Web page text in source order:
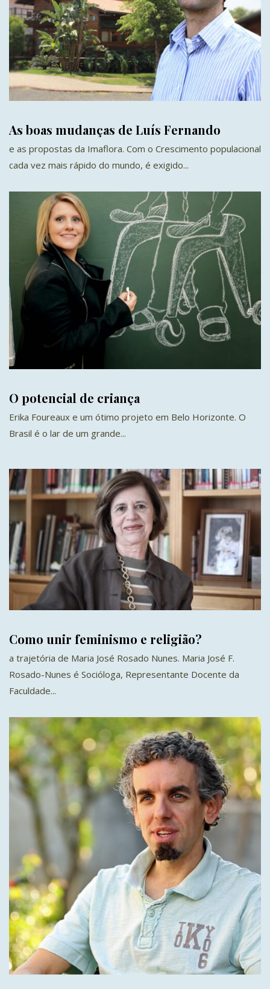
As boas mudanças de Luís Fernando
e as propostas da Imaflora. Com o Crescimento populacional
cada vez mais rápido do mundo, é exigido...
O potencial de criança
Erika Foureaux e um ótimo projeto em Belo Horizonte. O
Brasil é o lar de um grande...
Como unir feminismo e religião?
a trajetória de Maria José Rosado Nunes. Maria José F.
Rosado-Nunes é Socióloga, Representante Docente da
Faculdade...